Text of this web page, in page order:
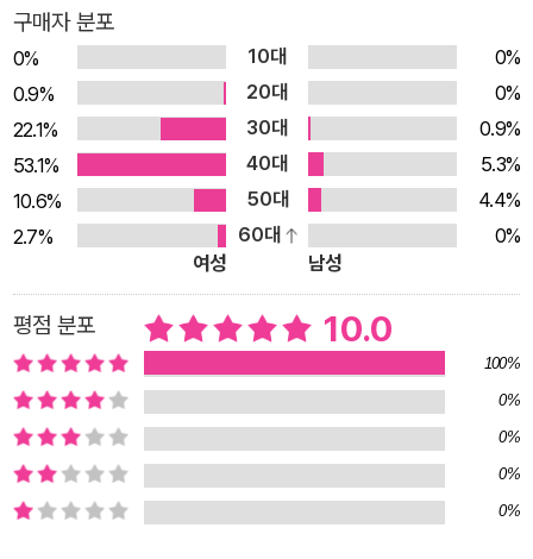
운 사람입니다. 긴 세월 삶의 풍파를 겪으며 복잡하고 모난 부분
이 깎여 나가 어린이처럼 단순하고 둥글어진 사람이기도 하고요.
그런 할머니가 이끄는 대로 산으로, 들로, 바다로 다니다 보면 멀
어졌던 자연이 한층 가깝게 다가듭니다. 사람은 혼자서 살아갈 수
없다는 사실을 새삼 깨닫게도 되지요. 할머니와 해랑이의 첫 나들
이가 ‘해루질’인 것은, 작가가 어린 시절을 보냈고 다시 돌아가 사
는 곳이 바로 서해안 지역인 까닭입니다. 갯벌에서 조개 줍는 어
린 일꾼들을 관찰하고 기록하던 어린이가 자라, 바닷가 마을에서
토닥거리며 살아가는 할머니와 그 손주들을 관찰하고 기록하는
작가가 된 것이지요. 작가는 반세기가 다 되어가는 지금도 제 아
버지 경운기 소리를 귀신같이 알아채고 조개를 줍다 말고 달려가
던 어릴 적 친구들의 모습을 또렷이 기억합니다. 고사리손으로 주
워 모아도 살림에 쏠쏠히 보탬이 될 만큼 조개가 지천이던 그 시
절 갯벌과 함께 말이지요. 조혜란 작가는 자신이 느꼈던 갯벌의
아름다움과 풍요로움을 어린이들도 함께 느끼길 바라며 이 책을
쓰고 그렸습니다. 아울러 ‘해루질’이라는 전통 어업 방식을 통해
구매자 분포
0% 10대
0%
0.9%
20대
0%
22.1%
30대
0.9%
53.1%
40대
5.3%
10.6%
50대
4.4%
2.7%
60대
0%
여성
남성
평점 분포 10.0
100%
0%
0%
0%
0%